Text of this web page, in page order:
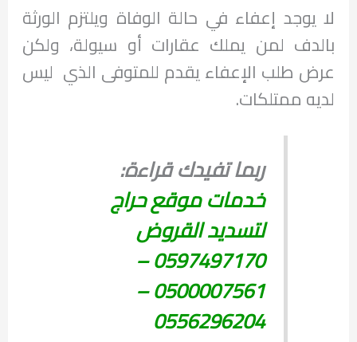
لا يوجد إعفاء في حالة الوفاة ويلتزم الورثة
بالدف لمن يملك عقارات أو سيولة، ولكن
عرض طلب الإعفاء يقدم للمتوفى الذي ليس
لديه ممتلكات.
ربما تفيدك قراءة:
خدمات موقع حراج
لتسديد القروض
0597497170 –
0500007561 –
0556296204